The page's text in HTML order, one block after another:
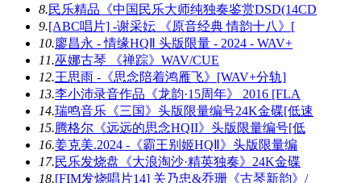
8.民乐精品《中国民乐大师纯独奏鉴赏DSD(14CD
9.[ABC唱片] -谢采妘 《原音经典 情韵十八》[
10. 廖昌永 - 情缘HQⅡ 头版限量 - 2024 - WAV+
11.巫娜古琴 《禅踪》WAV/CUE
12.王思雨 -《思念陪着鸿雁飞》[WAV+分轨]
13.李小沛录音作品《龙韵·15周年》 2016 [FLA
14.瑞鸣音乐《三国》头版限量编号24K金碟[低速
15.腾格尔《远远的思念HQII》头版限量编号[低
16.姜克美.2024 -《霸王别姬HQⅡ》头版限量编
17.民乐发烧盘《大浪淘沙·精英独奏》24K金碟
18.[FIM发烧唱片14] 关乃忠&乔珊《古琴新韵》/